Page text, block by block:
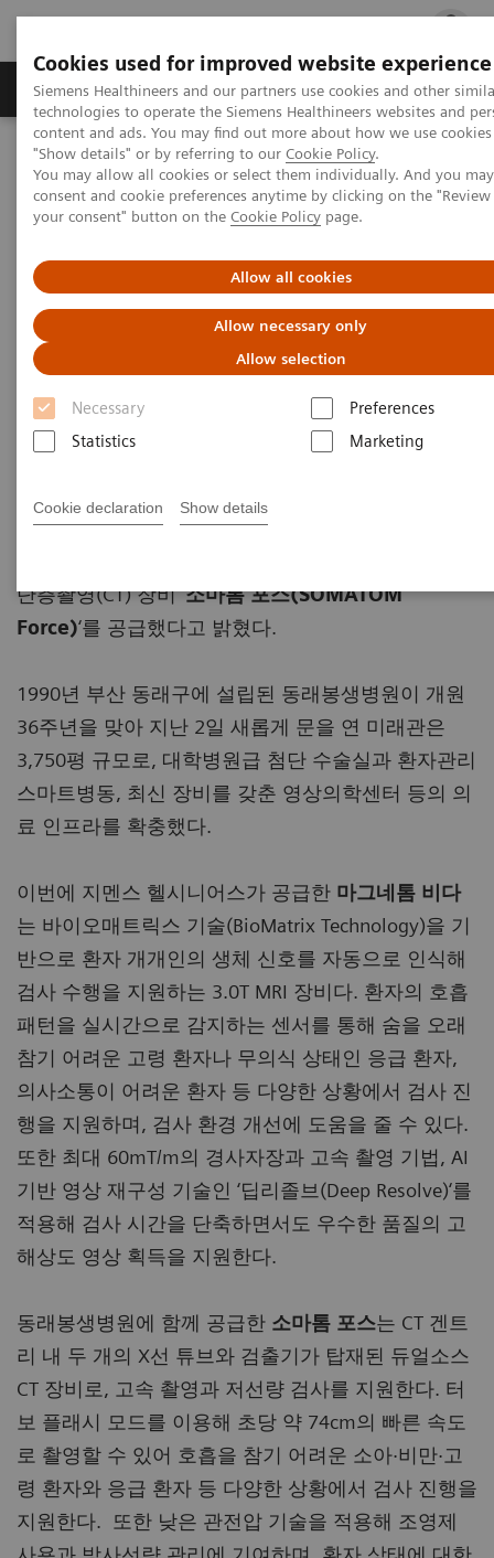
Cookies used for improved website experience
Siemens Healthineers and our partners use cookies and other
technologies to operate the Siemens Healthineers websites and
content and ads. You may find out more about how we use
"Show details" or by referring to our Cookie Policy.
You may allow all cookies or select them individually. And you
consent and cookie preferences anytime by clicking on the "Review
your consent" button on the Cookie Policy page.
Allow all cookies
Allow necessary only
Allow selection
Necessary
Preferences
Statistics
Marketing
Cookie declaration Show details
지멘스 헬시니어스(주) 채용 주요 제품
지멘스 헬시니어스(주) Press Room
Press Releases
지멘스 헬시니어스, 동래봉생병원 미래관 영상의학센터에 MRI·CT
공급
지멘스 헬시니어스(주) | 2026.06.15
지멘스 헬시니어스, 동래봉생병원 미
래관 영상의학센터에 MRI·CT 공급
영상의학센터에 3.0T 자기공명영상(MRI) 장비 ‘
단층촬영(CT) 장비 ‘소마톰 포스(SOMATOM
Force)‘를 공급했다고 밝혔다.
1990년 부산 동래구에 설립된 동래봉생병원이 개원
36주년을 맞아 지난 2일 새롭게 문을 연 미래관은
3,750평 규모로, 대학병원급 첨단 수술실과 환자관리
스마트병동, 최신 장비를 갖춘 영상의학센터 등의 의
료 인프라를 확충했다.
이번에 지멘스 헬시니어스가 공급한 마그네톰 비다
는 바이오매트릭스 기술(BioMatrix Technology)을 기
반으로 환자 개개인의 생체 신호를 자동으로 인식해
검사 수행을 지원하는 3.0T MRI 장비다. 환자의 호흡
패턴을 실시간으로 감지하는 센서를 통해 숨을 오래
참기 어려운 고령 환자나 무의식 상태인 응급 환자,
의사소통이 어려운 환자 등 다양한 상황에서 검사 진
행을 지원하며, 검사 환경 개선에 도움을 줄 수 있다.
또한 최대 60mT/m의 경사자장과 고속 촬영 기법, AI
기반 영상 재구성 기술인 ‘딥리졸브(Deep Resolve)‘를
적용해 검사 시간을 단축하면서도 우수한 품질의 고
해상도 영상 획득을 지원한다.
동래봉생병원에 함께 공급한 소마톰 포스는 CT 겐트
리 내 두 개의 X선 튜브와 검출기가 탑재된 듀얼소스
CT 장비로, 고속 촬영과 저선량 검사를 지원한다. 터
보 플래시 모드를 이용해 초당 약 74cm의 빠른 속도
로 촬영할 수 있어 호흡을 참기 어려운 소아·비만·고
령 환자와 응급 환자 등 다양한 상황에서 검사 진행을
지원한다. 또한 낮은 관전압 기술을 적용해 조영제